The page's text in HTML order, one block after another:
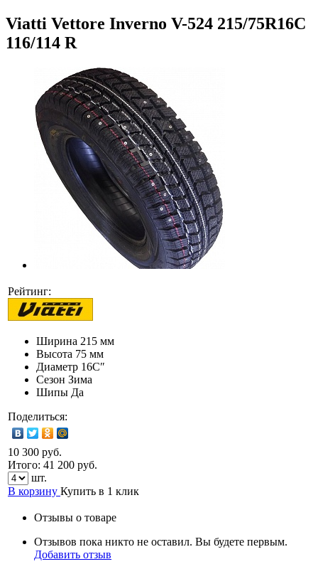
Viatti Vettore Inverno V-524 215/75R16C
116/114 R
Рейтинг:
Ширина 215 мм
Высота 75 мм
Диаметр 16C″
Сезон Зима
Шипы Да
Поделиться:
10 300 руб.
Итого: 41 200 руб.
шт.
В корзину Купить в 1 клик
Отзывы о товаре
Отзывов пока никто не оставил. Вы будете первым.
Добавить отзыв